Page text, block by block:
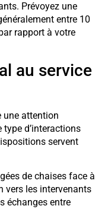
Prévoyez une
entre 10
rapport à votre
au service
une attention
d’interactions
servent
de chaises face à
vers les intervenants
échanges entre